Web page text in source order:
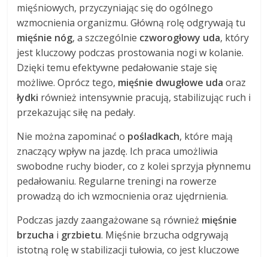
mięśniowych, przyczyniając się do ogólnego
wzmocnienia organizmu. Główną rolę odgrywają tu
mięśnie nóg, a szczególnie czworogłowy uda, który
jest kluczowy podczas prostowania nogi w kolanie.
Dzięki temu efektywne pedałowanie staje się
możliwe. Oprócz tego, mięśnie dwugłowe uda oraz
łydki również intensywnie pracują, stabilizując ruch i
przekazując siłę na pedały.
Nie można zapominać o pośladkach, które mają
znaczący wpływ na jazdę. Ich praca umożliwia
swobodne ruchy bioder, co z kolei sprzyja płynnemu
pedałowaniu. Regularne treningi na rowerze
prowadzą do ich wzmocnienia oraz ujędrnienia.
Podczas jazdy zaangażowane są również mięśnie
brzucha i grzbietu. Mięśnie brzucha odgrywają
istotną rolę w stabilizacji tułowia, co jest kluczowe